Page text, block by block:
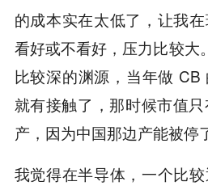
的成本实在太低了，让我
看好或不看好，压力比较大
比较深的渊源，当年做 CB
就有接触了，那时候市值
产，因为中国那边产能被停
我觉得在半导体，一个比